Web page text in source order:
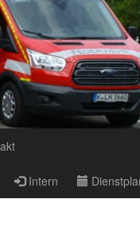
Intern